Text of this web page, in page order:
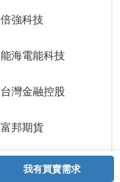
與我聯繫 會員中心
倍強科技
能海電能科技
台灣金融控股
富邦期貨
源大環能
我有買賣需求